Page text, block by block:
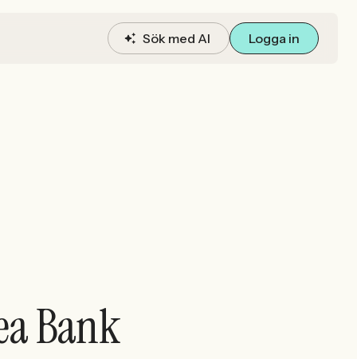
Sök med AI Logga in
Bank